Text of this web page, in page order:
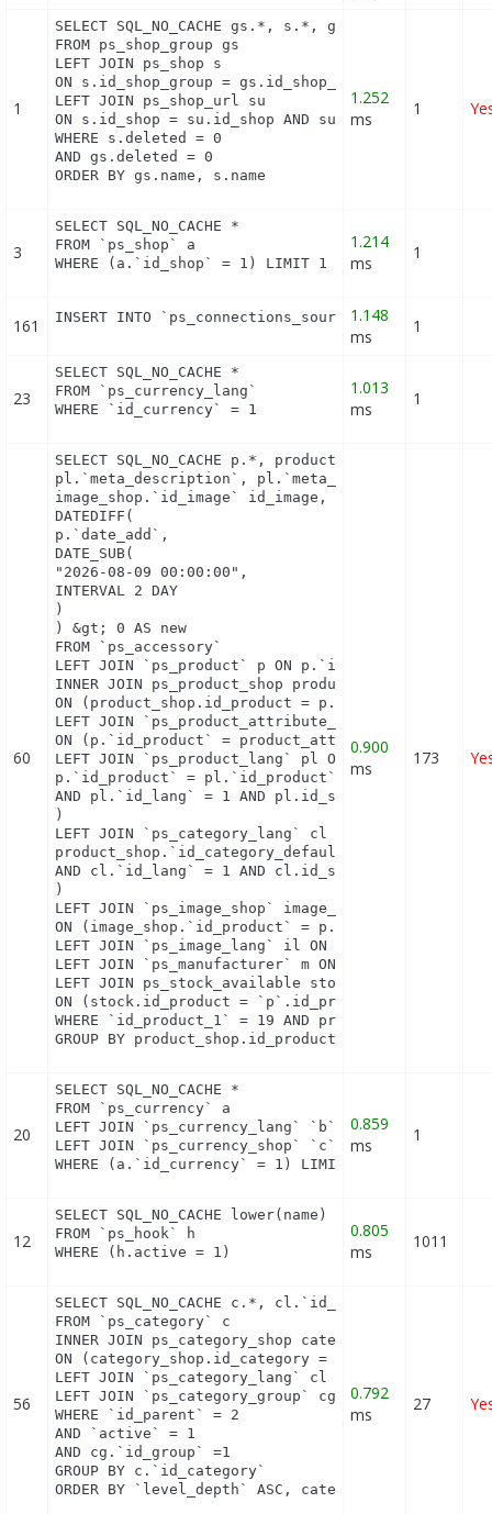
1
SELECT SQL_NO_CACHE gs.*, s.*, gs.name AS
FROM ps_shop_group gs
LEFT JOIN ps_shop s
ON s.id_shop_group = gs.id_shop_group
LEFT JOIN ps_shop_url su
ON s.id_shop = su.id_shop AND su.main = 1
WHERE s.deleted = 0
AND gs.deleted = 0
ORDER BY gs.name, s.name
1.252
ms
1
3
SELECT SQL_NO_CACHE *
FROM `ps_shop` a
WHERE (a.`id_shop` = 1) LIMIT 1
1.214
ms
1
161 INSERT INTO `ps_connections_source`
1.148
ms
1
23
SELECT SQL_NO_CACHE *
FROM `ps_currency_lang`
WHERE `id_currency` = 1
1.013
ms
1
60
SELECT SQL_NO_CACHE p.*, product_shop.*,
pl.`meta_description`, pl.`meta_keywords`,
image_shop.`id_image` id_image, il.`legend`,
DATEDIFF(
p.`date_add`,
DATE_SUB(
"2026-08-09 00:00:00",
INTERVAL 2 DAY
)
) &gt; 0 AS new
FROM `ps_accessory`
LEFT JOIN `ps_product` p ON p.`id_product` =
INNER JOIN ps_product_shop product_shop
ON (product_shop.id_product = p.id_product AND
LEFT JOIN `ps_product_attribute_shop`
ON (p.`id_product` =
LEFT JOIN `ps_product_lang` pl ON (
p.`id_product` = pl.`id_product`
AND pl.`id_lang` = 1 AND pl.id_shop = 1
)
LEFT JOIN `ps_category_lang` cl ON (
product_shop.`id_category_default` =
AND cl.`id_lang` = 1 AND cl.id_shop = 1
)
LEFT JOIN `ps_image_shop` image_shop
ON (image_shop.`id_product` = p.`id_product` AND
LEFT JOIN `ps_image_lang` il ON
LEFT JOIN `ps_manufacturer` m ON
LEFT JOIN ps_stock_available stock
ON (stock.id_product = `p`.id_product AND
WHERE `id_product_1` = 19 AND
GROUP BY product_shop.id_product
0.900
ms
173
20
SELECT SQL_NO_CACHE *
FROM `ps_currency` a
LEFT JOIN `ps_currency_lang` `b` ON
LEFT JOIN `ps_currency_shop` `c` ON
WHERE (a.`id_currency` = 1) LIMIT 1
0.859
ms
1
12
SELECT SQL_NO_CACHE lower(name) as name
FROM `ps_hook` h
WHERE (h.active = 1)
0.805
ms
1011
56
SELECT SQL_NO_CACHE c.*, cl.`id_lang`,
FROM `ps_category` c
INNER JOIN ps_category_shop category_shop
ON (category_shop.id_category = c.id_category
LEFT JOIN `ps_category_lang` cl ON
LEFT JOIN `ps_category_group` cg ON
WHERE `id_parent` = 2
AND `active` = 1
AND cg.`id_group` =1
GROUP BY c.`id_category`
ORDER BY `level_depth` ASC,
0.792
ms
27